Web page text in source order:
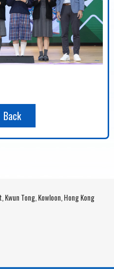
Back
Tong, Kowloon, Hong Kong